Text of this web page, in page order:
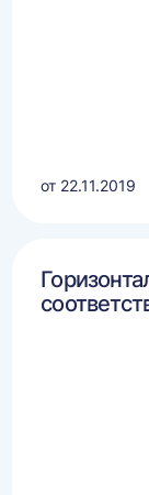
от 22.11.2019